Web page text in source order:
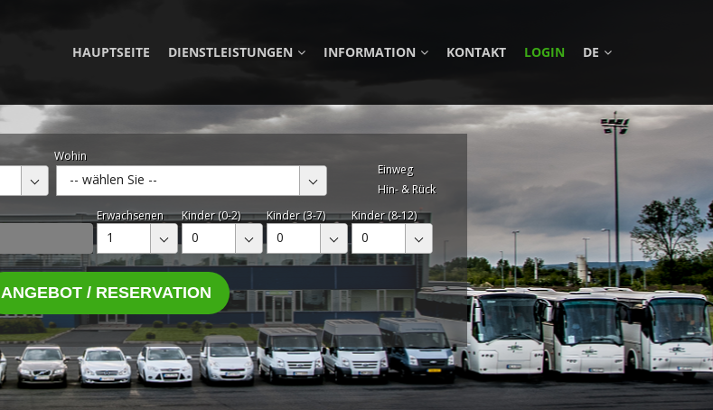
HAUPTSEITE DIENSTLEISTUNGEN INFORMATION KONTAKT LOGIN DE
Wohin
-- wählen Sie --
Einweg
Hin- & Rück
Erwachsenen
1
Kinder (0-2)
0
Kinder (3-7)
0
Kinder (8-12)
0
ANGEBOT / RESERVATION